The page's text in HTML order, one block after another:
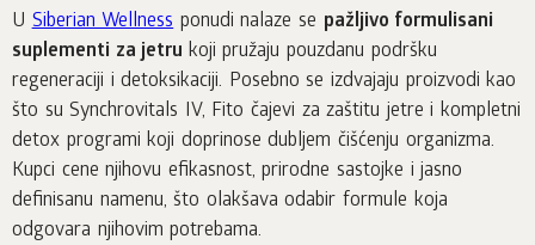
USiberian Wellnessponudi nalaze se pažljivo formulisani
suplementi za jetru koji pružaju pouzdanu podršku
regeneraciji i detoksikaciji. Posebno se izdvajaju proizvodi kao
što su Synchrovitals IV, Fito čajevi za zaštitu jetre i kompletni
detox programi koji doprinose dubljem čišćenju organizma.
Kupci cene njihovu efikasnost, prirodne sastojke i jasno
definisanu namenu, što olakšava odabir formule koja
odgovara njihovim potrebama.